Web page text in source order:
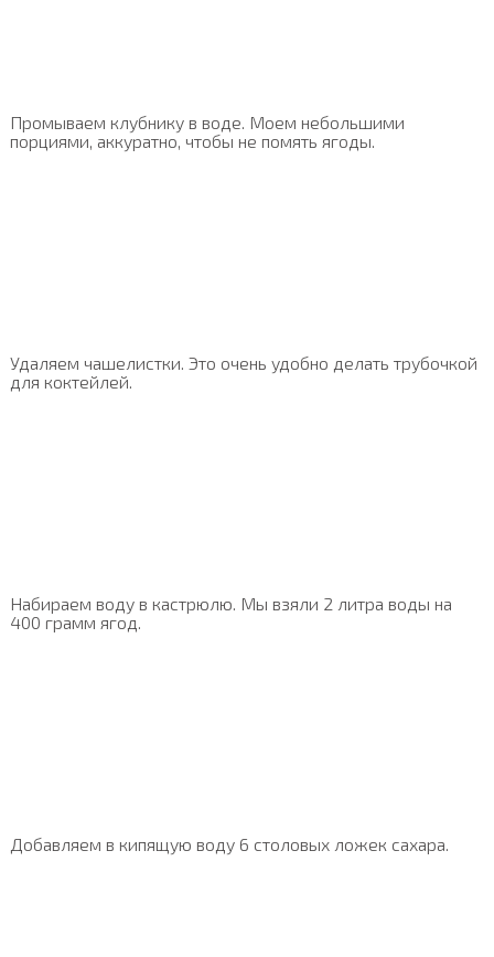
Промываем клубнику в воде. Моем небольшими
порциями, аккуратно, чтобы не помять ягоды.
Удаляем чашелистки. Это очень удобно делать трубочкой
для коктейлей.
Набираем воду в кастрюлю. Мы взяли 2 литра воды на
400 грамм ягод.
Добавляем в кипящую воду 6 столовых ложек сахара.